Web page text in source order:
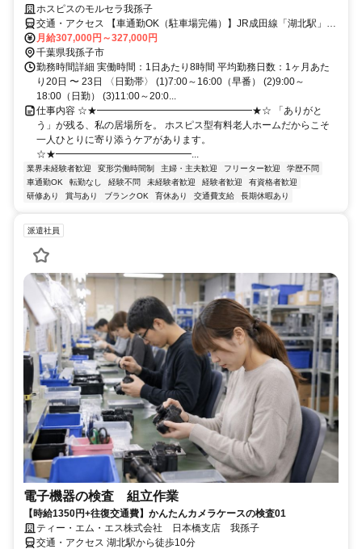
ホスピスのモルセラ我孫子
交通・アクセス 【車通勤OK（駐車場完備）】JR成田線「湖北駅」北
口徒歩13分、国道356号線沿い（セブンイレブン我孫子中里店の横）
月給307,000円～327,000円
千葉県我孫子市
勤務時間詳細 実働時間：1日あたり8時間 平均勤務日数：1ヶ月あた
り20日 〜 23日 〈日勤帯〉 (1)7:00～16:00（早番） (2)9:00～
18:00（日勤） (3)11:00～20:0...
仕事内容 ☆★━━━━━━━━━━━━━━━━★☆ 「ありがと
う」が残る、私の居場所を。 ホスピス型有料老人ホームだからこそ
一人ひとりに寄り添うケアがあります。
☆★━━━━━━━━━━━━━━...
業界未経験者歓迎 変形労働時間制 主婦・主夫歓迎 フリーター歓迎
学歴不問
車通勤OK
転勤なし 経験不問 未経験者歓迎 経験者歓迎
有資格者歓迎
研修あり
賞与あり ブランクOK 育休あり 交通費支給 長期休暇あり
派遣社員
電子機器の検査 組立作業
【時給1350円+往復交通費】かんたんカメラケースの検査01
ティー・エム・エス株式会社 日本橋支店 我孫子
交通・アクセス 湖北駅から徒歩10分